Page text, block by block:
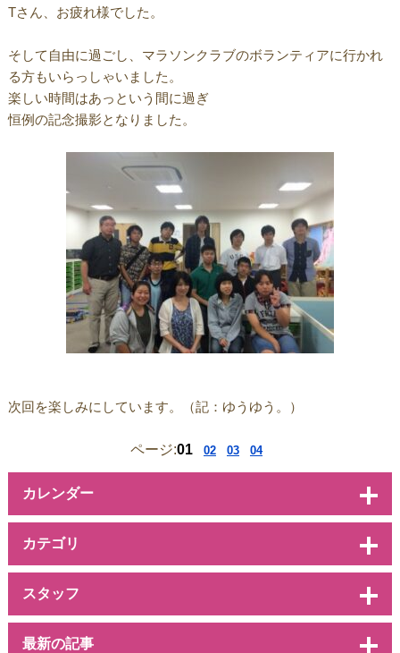
Tさん、お疲れ様でした。
そして自由に過ごし、マラソンクラブのボランティアに行かれ
る方もいらっしゃいました。
楽しい時間はあっという間に過ぎ
恒例の記念撮影となりました。
次回を楽しみにしています。（記：ゆうゆう。）
ページ:01 02 03 04
カレンダー
カテゴリ
スタッフ
最新の記事